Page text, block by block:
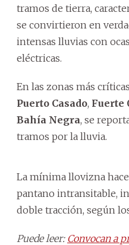
tramos de tierra,
se convirtieron en
intensas lluvias con
eléctricas.
En las zonas más
Puerto Casado, Fuerte
Bahía Negra, se
tramos por la lluvia.
La mínima llovizna
pantano intransitable,
doble tracción, según
Puede leer: Convocan a